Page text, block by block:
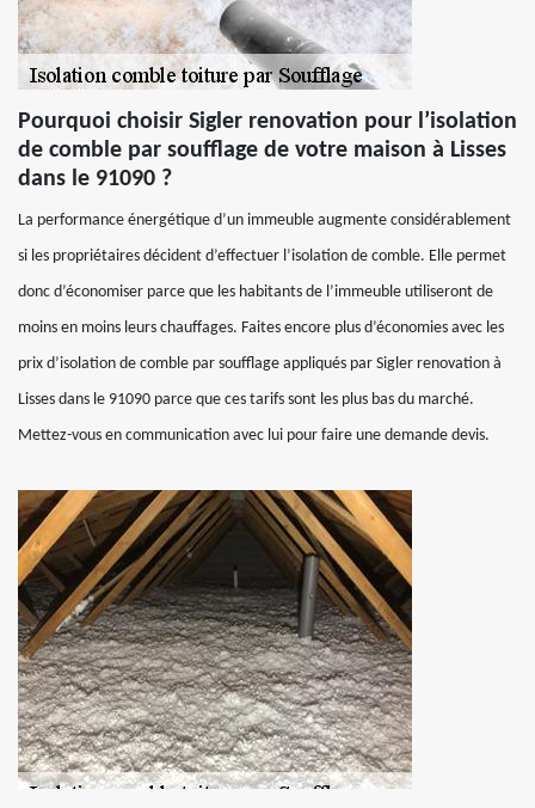
Pourquoi choisir Sigler renovation pour l’isolation
de comble par soufflage de votre maison à Lisses
dans le 91090 ?
La performance énergétique d’un immeuble augmente considérablement
si les propriétaires décident d’effectuer l’isolation de comble. Elle permet
donc d’économiser parce que les habitants de l’immeuble utiliseront de
moins en moins leurs chauffages. Faites encore plus d’économies avec les
prix d’isolation de comble par soufflage appliqués par Sigler renovation à
Lisses dans le 91090 parce que ces tarifs sont les plus bas du marché.
Mettez-vous en communication avec lui pour faire une demande devis.